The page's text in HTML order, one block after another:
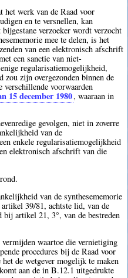
het werk van de Raad voor
en te versnellen, kan
verzoeker wordt verzocht
mee te delen, is het
van een elektronisch afschrift
een sanctie van niet-
regularisatiemogelijkheid,
zou zijn overgezonden binnen de
verschillende voorwaarden
15 december 1980, waaraan in
gevolgen, niet in zoverre
van de
enkele regularisatiemogelijkheid
elektronisch afschrift van die
van de synthesememorie
39/81, achtste lid, van de
bij artikel 21, 3°, van de bestreden
waartoe die vernietiging
procedures bij de Raad voor
de wetgever mogelijk te maken
aan de in B.12.1 uitgedrukte